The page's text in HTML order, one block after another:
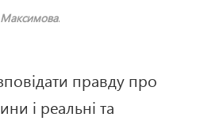
.
правду про
і реальні та